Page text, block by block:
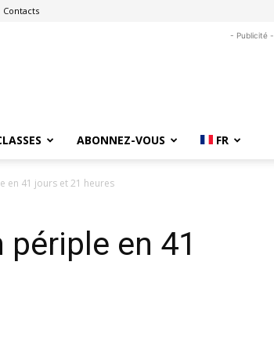
Contacts
- Publicité -
ABONNEZ-VOUS FR
en 41 jours et 21 heures
en 41